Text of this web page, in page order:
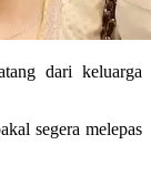
dari keluarga
segera melepas